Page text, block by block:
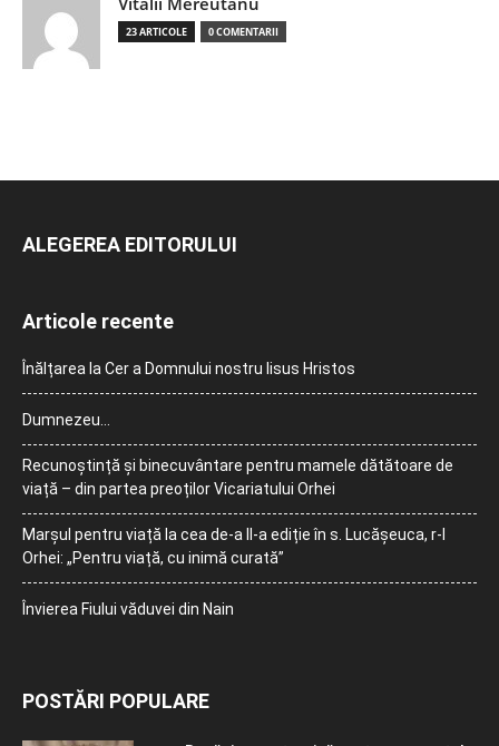
23 ARTICOLE 0 COMENTARII
ALEGEREA EDITORULUI
Articole recente
Înălțarea la Cer a Domnului nostru Iisus Hristos
Dumnezeu…
Recunoștință și binecuvântare pentru mamele dătătoare de
viață – din partea preoților Vicariatului Orhei
Marșul pentru viață la cea de-a II-a ediție în s. Lucășeuca, r-l
Orhei: „Pentru viață, cu inimă curată”
Învierea Fiului văduvei din Nain
POSTĂRI POPULARE